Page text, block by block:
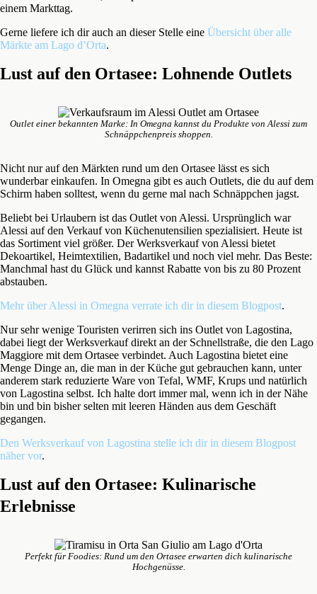
einem Markttag.
Gerne liefere ich dir auch an dieser Stelle eine Übersicht über alle
Märkte am Lago d’Orta.
Lust auf den Ortasee: Lohnende Outlets
Outlet einer bekannten Marke: In Omegna kannst du Produkte von Alessi zum
Schnäppchenpreis shoppen.
Nicht nur auf den Märkten rund um den Ortasee lässt es sich
wunderbar einkaufen. In Omegna gibt es auch Outlets, die du auf dem
Schirm haben solltest, wenn du gerne mal nach Schnäppchen jagst.
Beliebt bei Urlaubern ist das Outlet von Alessi. Ursprünglich war
Alessi auf den Verkauf von Küchenutensilien spezialisiert. Heute ist
das Sortiment viel größer. Der Werksverkauf von Alessi bietet
Dekoartikel, Heimtextilien, Badartikel und noch viel mehr. Das Beste:
Manchmal hast du Glück und kannst Rabatte von bis zu 80 Prozent
abstauben.
Mehr über Alessi in Omegna verrate ich dir in diesem Blogpost.
Nur sehr wenige Touristen verirren sich ins Outlet von Lagostina,
dabei liegt der Werksverkauf direkt an der Schnellstraße, die den Lago
Maggiore mit dem Ortasee verbindet. Auch Lagostina bietet eine
Menge Dinge an, die man in der Küche gut gebrauchen kann, unter
anderem stark reduzierte Ware von Tefal, WMF, Krups und natürlich
von Lagostina selbst. Ich halte dort immer mal, wenn ich in der Nähe
bin und bin bisher selten mit leeren Händen aus dem Geschäft
gegangen.
Den Werksverkauf von Lagostina stelle ich dir in diesem Blogpost
näher vor.
Lust auf den Ortasee: Kulinarische
Erlebnisse
Perfekt für Foodies: Rund um den Ortasee erwarten dich kulinarische
Hochgenüsse.